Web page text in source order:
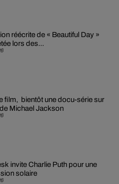
réécrite de « Beautiful Day »
lors des...
film, bientôt une docu-série sur
Michael Jackson
invite Charlie Puth pour une
solaire